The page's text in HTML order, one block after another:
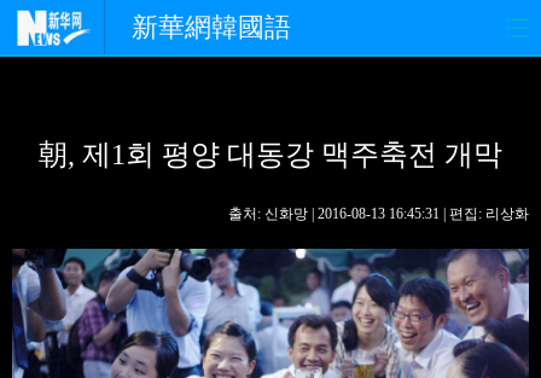
新華網韓國語
경제 사회 포토
핫 TV 문화
연예 관광 오피니언
생생 중국어
朝, 제1회 평양 대동강 맥주축전 개막
출처: 신화망 | 2016-08-13 16:45:31 | 편집: 리상화